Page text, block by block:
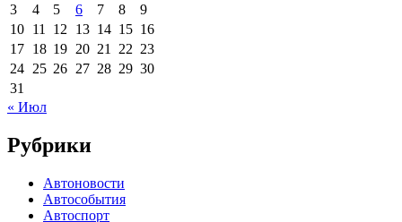
3
4 5 6 7 8
9
10 11 12 13 14 15 16
17 18 19 20 21 22 23
24 25 26 27 28 29 30
31
« Июл
Рубрики
Автоновости
Автособытия
Автоспорт